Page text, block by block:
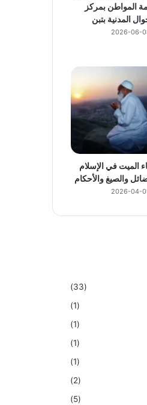
المواطن بمركز
المدنية بتبن
2026-06-
الميت في الإسلام
والصيغ والأحكام
2026-04-
(33)
(1)
(1)
(1)
(1)
(2)
(5)